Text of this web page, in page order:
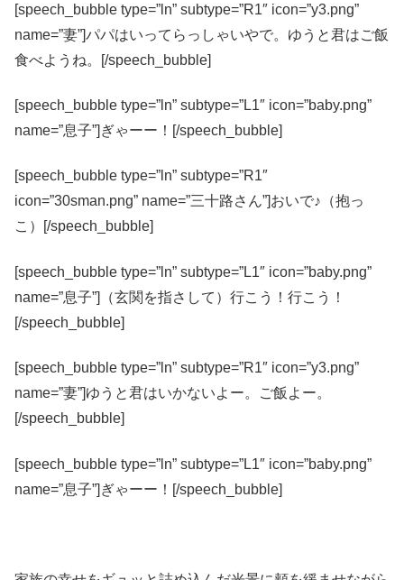
[speech_bubble type=”ln” subtype=”R1″ icon=”y3.png”
name=”妻”]パパはいってらっしゃいやで。ゆうと君はご飯
食べようね。[/speech_bubble]
[speech_bubble type=”ln” subtype=”L1″ icon=”baby.png”
name=”息子”]ぎゃーー！[/speech_bubble]
[speech_bubble type=”ln” subtype=”R1″
icon=”30sman.png” name=”三十路さん”]おいで♪（抱っ
こ）[/speech_bubble]
[speech_bubble type=”ln” subtype=”L1″ icon=”baby.png”
name=”息子”]（玄関を指さして）行こう！行こう！
[/speech_bubble]
[speech_bubble type=”ln” subtype=”R1″ icon=”y3.png”
name=”妻”]ゆうと君はいかないよー。ご飯よー。
[/speech_bubble]
[speech_bubble type=”ln” subtype=”L1″ icon=”baby.png”
name=”息子”]ぎゃーー！[/speech_bubble]